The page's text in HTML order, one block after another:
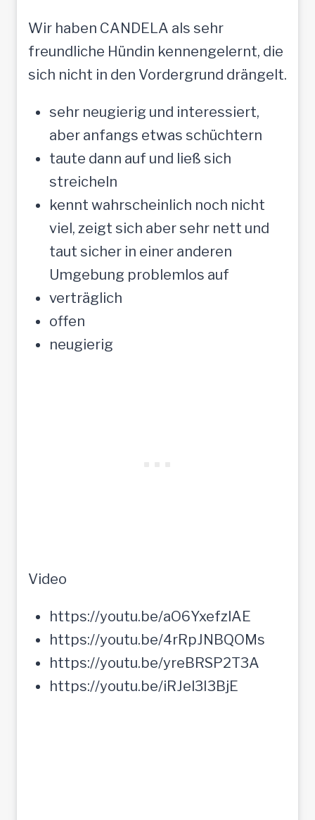
Wir haben CANDELA als sehr
freundliche Hündin kennengelernt, die
sich nicht in den Vordergrund drängelt.
sehr neugierig und interessiert,
aber anfangs etwas schüchtern
taute dann auf und ließ sich
streicheln
kennt wahrscheinlich noch nicht
viel, zeigt sich aber sehr nett und
taut sicher in einer anderen
Umgebung problemlos auf
verträglich
offen
neugierig
Video
https://youtu.be/aO6YxefzlAE
https://youtu.be/4rRpJNBQOMs
https://youtu.be/yreBRSP2T3A
https://youtu.be/iRJel3I3BjE